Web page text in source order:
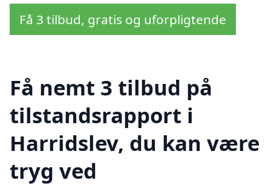
Få 3 tilbud, gratis og uforpligtende
Få nemt 3 tilbud på
tilstandsrapport i
Harridslev, du kan være
tryg ved